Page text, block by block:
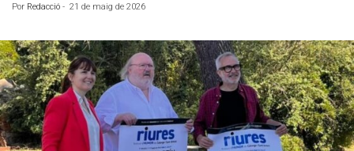
Por Redacció - 21 de maig de 2026